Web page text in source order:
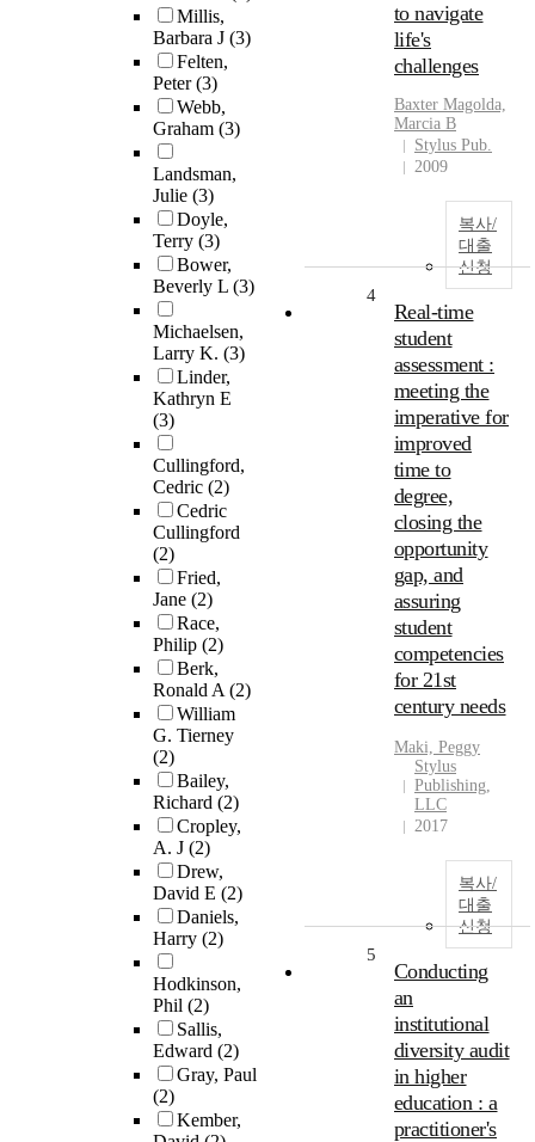
Millis,
Barbara J (3)
Felten,
Peter(3)
Webb,
Graham (3)
Landsman,
Julie (3)
Doyle,
Terry (3)
Bower,
Beverly L (3)
Michaelsen,
Larry K. (3)
Linder,
Kathryn E
(3)
Cullingford,
Cedric (2)
Cedric
Cullingford
(2)
Fried,
Jane (2)
Race,
Philip (2)
Berk,
Ronald A(2)
William
G. Tierney
(2)
Bailey,
Richard (2)
Cropley,
A. J (2)
Drew,
David E (2)
Daniels,
Harry (2)
Hodkinson,
Phil (2)
Sallis,
Edward (2)
Gray, Paul
(2)
Kember,
to navigate
life's
challenges
Baxter Magolda,
Marcia B
Stylus Pub.
2009
복사/
대출
신청
4
Real-time
student
assessment :
meeting the
imperative for
improved
time to
degree,
closing the
opportunity
gap, and
assuring
student
competencies
for 21st
century needs
Maki, Peggy
Stylus
Publishing,
LLC
2017
복사/
대출
신청
5
Conducting
an
institutional
diversity audit
in higher
education : a
practitioner's